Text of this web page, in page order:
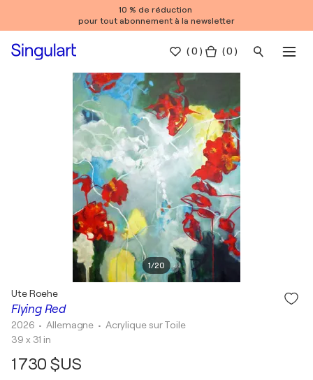
10 % de réduction
pour tout abonnement à la newsletter
(0 ) ( 0 )
1/20
Flying Red
Ute Roehe
2026 • Allemagne • Acrylique sur Toile
39 x 31 in
1 730 $US